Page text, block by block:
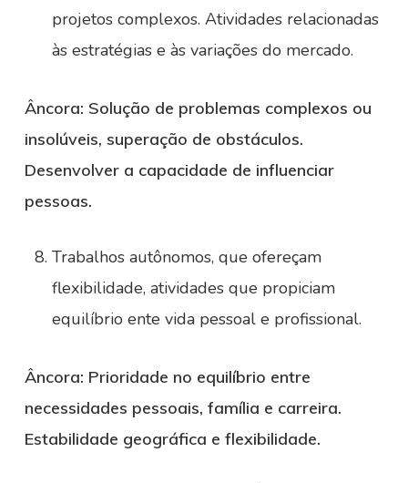
projetos complexos. Atividades relacionadas
às estratégias e às variações do mercado.
Âncora: Solução de problemas complexos ou
insolúveis, superação de obstáculos.
Desenvolver a capacidade de influenciar
pessoas.
Trabalhos autônomos, que ofereçam
flexibilidade, atividades que propiciam
equilíbrio ente vida pessoal e profissional.
Âncora: Prioridade no equilíbrio entre
necessidades pessoais, família e carreira.
Estabilidade geográfica e flexibilidade.